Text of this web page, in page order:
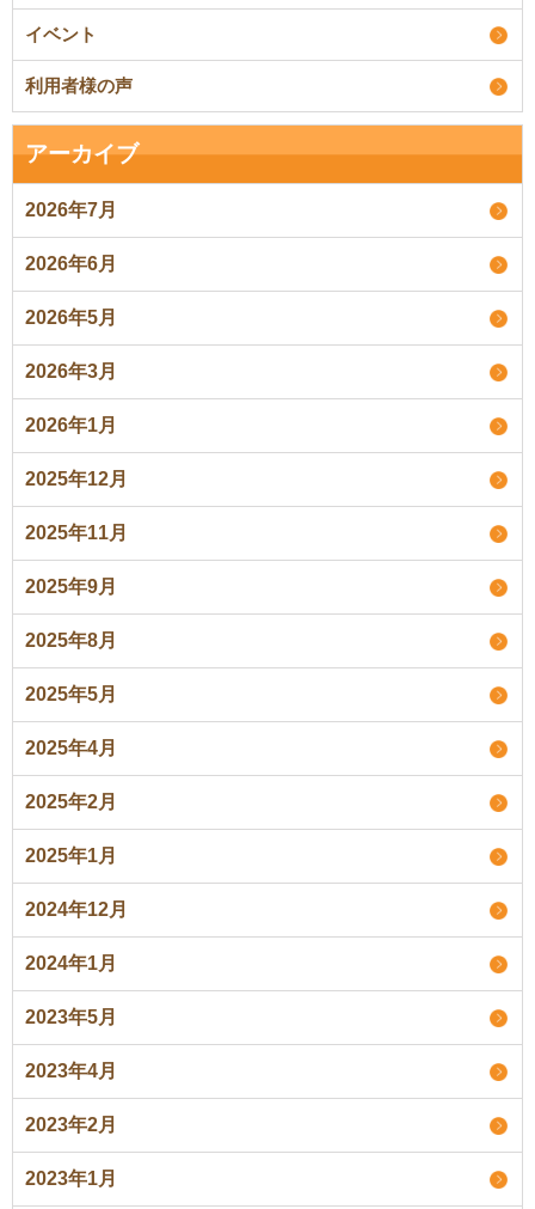
イベント
利用者様の声
アーカイブ
2026年7月
2026年6月
2026年5月
2026年3月
2026年1月
2025年12月
2025年11月
2025年9月
2025年8月
2025年5月
2025年4月
2025年2月
2025年1月
2024年12月
2024年1月
2023年5月
2023年4月
2023年2月
2023年1月